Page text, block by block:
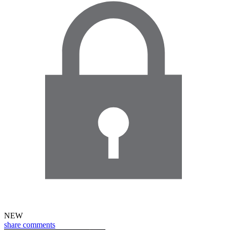
NEW
share comments